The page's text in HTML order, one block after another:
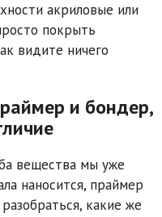
акриловые или
покрыть
видите ничего
и бондер,
вещества мы уже
наносится, праймер
какие же